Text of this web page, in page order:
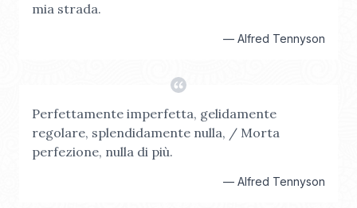
mia strada.
— Alfred Tennyson
Perfettamente imperfetta, gelidamente
regolare, splendidamente nulla, / Morta
perfezione, nulla di più.
— Alfred Tennyson